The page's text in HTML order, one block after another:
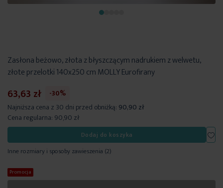
Zasłona beżowo, złota z błyszczącym nadrukiem z welwetu,
złote przelotki 140x250 cm MOLLY Eurofirany
63,63 zł
-30%
Najniższa cena z 30 dni przed obniżką: 90,90 zł
Cena regularna: 90,90 zł
Dodaj do koszyka
Inne rozmiary i sposoby zawieszenia (2)
Promocja